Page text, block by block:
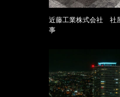
近藤工業株式会社 社
事